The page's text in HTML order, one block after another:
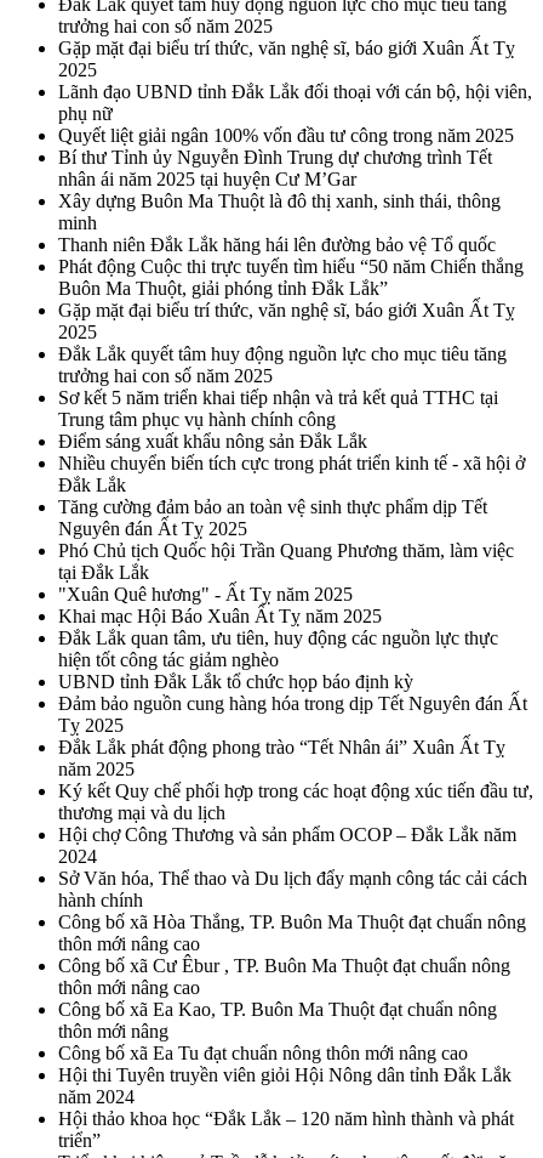
Đắk Lắk quyết tâm huy động nguồn lực cho mục tiêu tăng
trưởng hai con số năm 2025
Gặp mặt đại biểu trí thức, văn nghệ sĩ, báo giới Xuân Ất Tỵ
2025
Lãnh đạo UBND tỉnh Đắk Lắk đối thoại với cán bộ, hội viên,
phụ nữ
Quyết liệt giải ngân 100% vốn đầu tư công trong năm 2025
Bí thư Tỉnh ủy Nguyễn Đình Trung dự chương trình Tết
nhân ái năm 2025 tại huyện Cư M’Gar
Xây dựng Buôn Ma Thuột là đô thị xanh, sinh thái, thông
minh
Thanh niên Đắk Lắk hăng hái lên đường bảo vệ Tổ quốc
Phát động Cuộc thi trực tuyến tìm hiểu “50 năm Chiến thắng
Buôn Ma Thuột, giải phóng tỉnh Đắk Lắk”
Gặp mặt đại biểu trí thức, văn nghệ sĩ, báo giới Xuân Ất Tỵ
2025
Đắk Lắk quyết tâm huy động nguồn lực cho mục tiêu tăng
trưởng hai con số năm 2025
Sơ kết 5 năm triển khai tiếp nhận và trả kết quả TTHC tại
Trung tâm phục vụ hành chính công
Điểm sáng xuất khẩu nông sản Đắk Lắk
Nhiều chuyển biến tích cực trong phát triển kinh tế - xã hội ở
Đắk Lắk
Tăng cường đảm bảo an toàn vệ sinh thực phẩm dịp Tết
Nguyên đán Ất Tỵ 2025
Phó Chủ tịch Quốc hội Trần Quang Phương thăm, làm việc
tại Đắk Lắk
"Xuân Quê hương" - Ất Tỵ năm 2025
Khai mạc Hội Báo Xuân Ất Tỵ năm 2025
Đắk Lắk quan tâm, ưu tiên, huy động các nguồn lực thực
hiện tốt công tác giảm nghèo
UBND tỉnh Đắk Lắk tổ chức họp báo định kỳ
Đảm bảo nguồn cung hàng hóa trong dịp Tết Nguyên đán Ất
Tỵ 2025
Đắk Lắk phát động phong trào “Tết Nhân ái” Xuân Ất Tỵ
năm 2025
Ký kết Quy chế phối hợp trong các hoạt động xúc tiến đầu tư,
thương mại và du lịch
Hội chợ Công Thương và sản phẩm OCOP – Đắk Lắk năm
2024
Sở Văn hóa, Thể thao và Du lịch đẩy mạnh công tác cải cách
hành chính
Công bố xã Hòa Thắng, TP. Buôn Ma Thuột đạt chuẩn nông
thôn mới nâng cao
Công bố xã Cư Êbur , TP. Buôn Ma Thuột đạt chuẩn nông
thôn mới nâng cao
Công bố xã Ea Kao, TP. Buôn Ma Thuột đạt chuẩn nông
thôn mới nâng
Công bố xã Ea Tu đạt chuẩn nông thôn mới nâng cao
Hội thi Tuyên truyền viên giỏi Hội Nông dân tỉnh Đắk Lắk
năm 2024
Hội thảo khoa học “Đắk Lắk – 120 năm hình thành và phát
triển”